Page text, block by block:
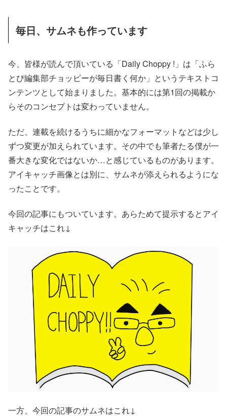
毎日、サムネも作っています
今、皆様が読んで頂いている「Daily Choppy !」は「ふら
とぴ編集部チョッピーが毎日書く何か」というテキストコ
ンテンツとして始まりました。基本的には第1回の掲載か
らそのコンセプトは変わっていません。
ただ、連載を続けるうちに細かなフォーマットなどは少し
ずつ変更が加えられています。その中でも筆者たる僕が一
番大きな変化ではないか…と感じているものがあります。
アイキャッチ画像とは別に、サムネが添えられるようにな
ったことです。
今回の記事にもついています。あらためて提示するとアイ
キャッチはこれ↓
一方、今回の記事のサムネはこれ↓